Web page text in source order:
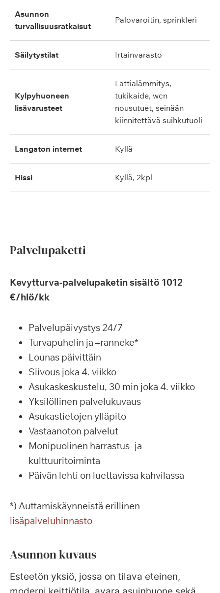
asunnon
turvallisuusratkaisut
palovaroitin, sprinkleri
säilytystilat irtainvarasto
kylpyhuoneen
lisävarusteet
lattialämmitys,
tukikaide, wcn
nousutuet, seinään
kiinnitettävä suihkutuoli
langaton internet kyllä
hissi kyllä, 2kpl
Palvelupaketti
Kevytturva-palvelupaketin sisältö 1012
€/hlö/kk
Palvelupäivystys 24/7
Turvapuhelin ja –ranneke*
Lounas päivittäin
Siivous joka 4. viikko
Asukaskeskustelu, 30 min joka 4. viikko
Yksilöllinen palvelukuvaus
Asukastietojen ylläpito
Vastaanoton palvelut
Monipuolinen harrastus- ja
kulttuuritoiminta
Päivän lehti on luettavissa kahvilassa
*) Auttamiskäynneistä erillinen
lisäpalveluhinnasto
Asunnon kuvaus
Esteetön yksiö, jossa on tilava eteinen,